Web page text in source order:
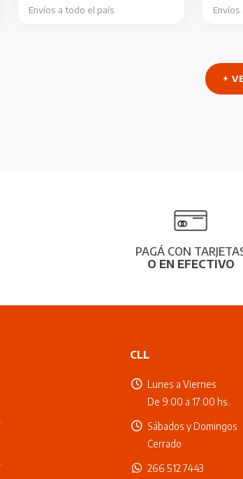
Envíos a todo el país
página
+
PAGÁ CON
O EN EFECTIVO
CLL
Lunes a Viernes
De 9:00 a 17:00 hs.
Sábados y Domingos
Cerrado
266 512 7443